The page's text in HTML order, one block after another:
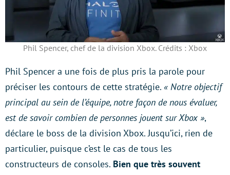
Phil Spencer, chef de la division Xbox. Crédits : Xbox
Phil Spencer a une fois de plus pris la parole pour
préciser les contours de cette stratégie. « Notre objectif
principal au sein de l’équipe, notre façon de nous évaluer,
est de savoir combien de personnes jouent sur Xbox »,
déclare le boss de la division Xbox. Jusqu’ici, rien de
particulier, puisque c’est le cas de tous les
constructeurs de consoles. Bien que très souvent